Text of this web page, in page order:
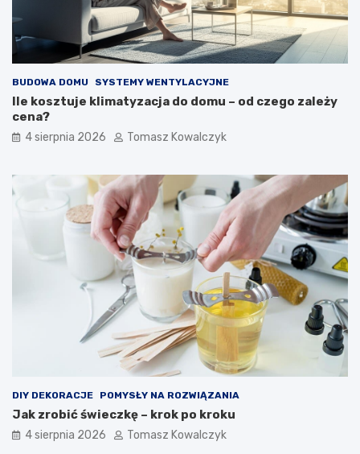
BUDOWA DOMU SYSTEMY WENTYLACYJNE
Ile kosztuje klimatyzacja do domu – od czego zależy
cena?
4 sierpnia 2026 Tomasz Kowalczyk
DIY DEKORACJE POMYSŁY NA ROZWIĄZANIA
Jak zrobić świeczkę – krok po kroku
4 sierpnia 2026 Tomasz Kowalczyk